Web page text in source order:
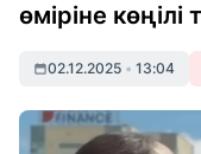
өміріне
02.12.2025 • 13:04